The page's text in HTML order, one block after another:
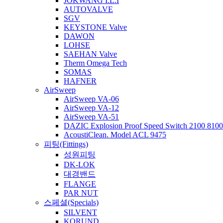
AUTOVALVE
SGV
KEYSTONE Valve
DAWON
LOHSE
SAEHAN Valve
Therm Omega Tech
SOMAS
HAFNER
AirSweep
AirSweep VA-06
AirSweep VA-12
AirSweep VA-51
DAZIC Explosion Proof Speed Switch 2100
AcoustiClean. Model ACL 9475
피팅(Fittings)
성원피팅
DK-LOK
대경밴드
FLANGE
PAR NUT
스페셜(Specials)
SILVENT
KORUND